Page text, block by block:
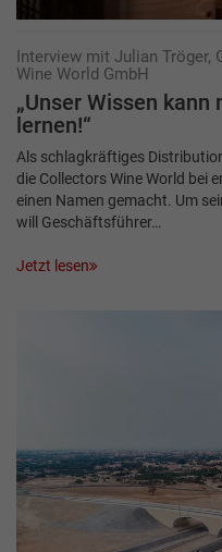
Interview mit Julian Tröger,
Wine World GmbH
„Unser Wissen
lernen!“
Als schlagkräftiges
die Collectors Wine World bei
einen Namen gemacht. Um
will Geschäftsführer…
Jetzt lesen